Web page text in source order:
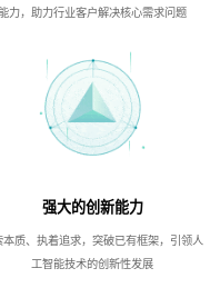
力，助力行业客户解决核心需求问题
强大的创新能力
本质、执着追求，突破已有框架，引领人
工智能技术的创新性发展